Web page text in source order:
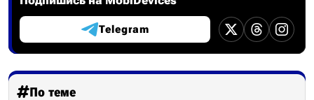
Telegram
По теме